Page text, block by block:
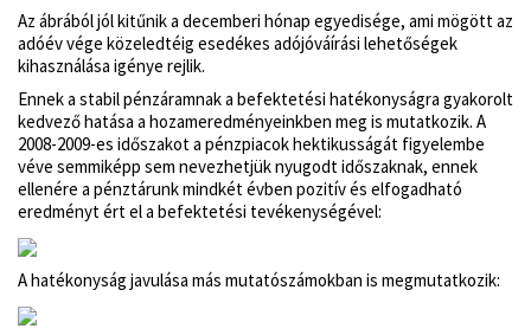
Az ábrából jól kitűnik a decemberi hónap egyedisége, ami mögött az
adóév vége közeledtéig esedékes adójóváírási lehetőségek
kihasználása igénye rejlik.
Ennek a stabil pénzáramnak a befektetési hatékonyságra gyakorolt
kedvező hatása a hozameredményeinkben meg is mutatkozik. A
2008-2009-es időszakot a pénzpiacok hektikusságát figyelembe
véve semmiképp sem nevezhetjük nyugodt időszaknak, ennek
ellenére a pénztárunk mindkét évben pozitív és elfogadható
eredményt ért el a befektetési tevékenységével:
A hatékonyság javulása más mutatószámokban is megmutatkozik: